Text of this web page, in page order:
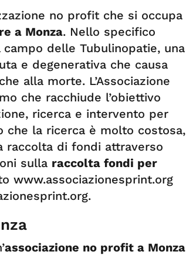
no profit che si occupa
a Monza. Nello specifico
campo delle Tubulinopatie, una
e degenerativa che causa
alla morte. L’Associazione
che racchiude l’obiettivo
ricerca e intervento per
che la ricerca è molto costosa,
raccolta di fondi attraverso
sulla raccolta fondi per
www.associazionesprint.org
.
associazione no profit a Monza